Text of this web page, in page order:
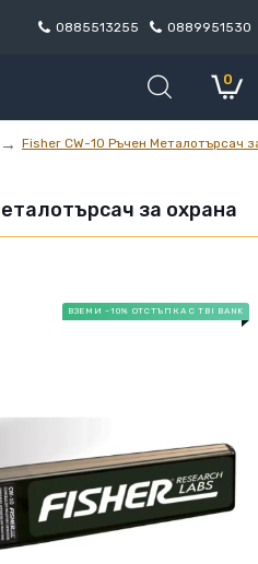
0885513255 0889951530
0
Fisher CW-10 Ръчен Металотърсач
за охрана
ВЗЕМИ -10% ОТСТЪПКА С TBI BANK